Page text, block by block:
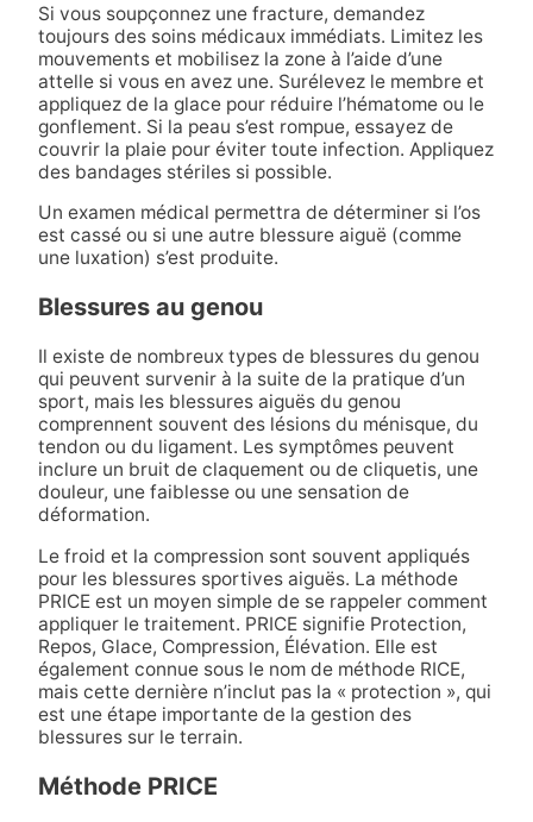
Si vous soupçonnez une fracture, demandez
toujours des soins médicaux immédiats. Limitez les
mouvements et mobilisez la zone à l’aide d’une
attelle si vous en avez une. Surélevez le membre et
appliquez de la glace pour réduire l’hématome ou le
gonflement. Si la peau s’est rompue, essayez de
couvrir la plaie pour éviter toute infection. Appliquez
des bandages stériles si possible.
Un examen médical permettra de déterminer si l’os
est cassé ou si une autre blessure aiguë (comme
une luxation) s’est produite.
Blessures au genou
Il existe de nombreux types de blessures du genou
qui peuvent survenir à la suite de la pratique d’un
sport, mais les blessures aiguës du genou
comprennent souvent des lésions du ménisque, du
tendon ou du ligament. Les symptômes peuvent
inclure un bruit de claquement ou de cliquetis, une
douleur, une faiblesse ou une sensation de
déformation.
Le froid et la compression sont souvent appliqués
pour les blessures sportives aiguës. La méthode
PRICE est un moyen simple de se rappeler comment
appliquer le traitement. PRICE signifie Protection,
Repos, Glace, Compression, Élévation. Elle est
également connue sous le nom de méthode RICE,
mais cette dernière n’inclut pas la « protection », qui
est une étape importante de la gestion des
blessures sur le terrain.
Méthode PRICE